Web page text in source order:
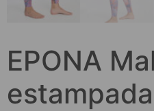
EPONA
estampada